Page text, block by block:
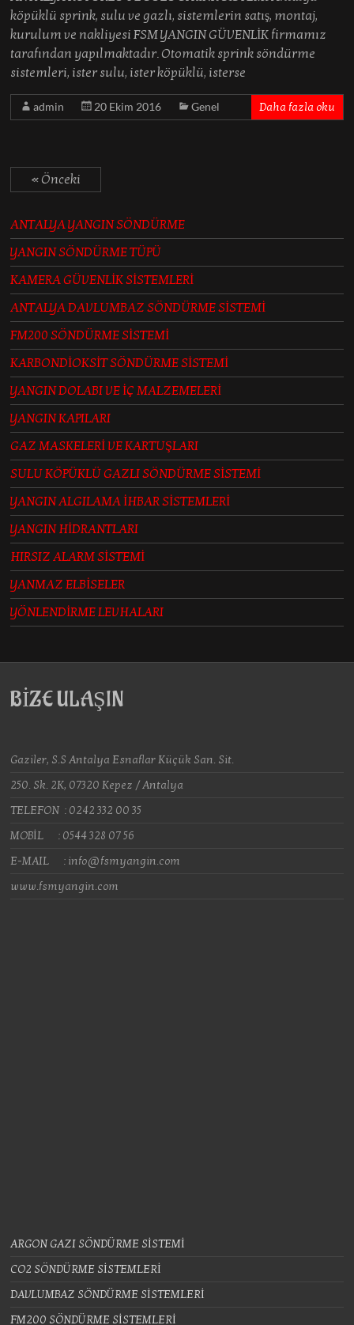
köpüklü sprink, sulu ve gazlı, sistemlerin satış, montaj,
kurulum ve nakliyesi FSM YANGIN GÜVENLİK firmamız
tarafından yapılmaktadır. Otomatik sprink söndürme
sistemleri, ister sulu, ister köpüklü, isterse
admin 20 Ekim 2016 Genel Daha fazla oku
« Önceki
ANTALYA YANGIN SÖNDÜRME
YANGIN SÖNDÜRME TÜPÜ
KAMERA GÜVENLİK SİSTEMLERİ
ANTALYA DAVLUMBAZ SÖNDÜRME SİSTEMİ
FM200 SÖNDÜRME SİSTEMİ
KARBONDİOKSİT SÖNDÜRME SİSTEMİ
YANGIN DOLABI VE İÇ MALZEMELERİ
YANGIN KAPILARI
GAZ MASKELERİ VE KARTUŞLARI
SULU KÖPÜKLÜ GAZLI SÖNDÜRME SİSTEMİ
YANGIN ALGILAMA İHBAR SİSTEMLERİ
YANGIN HİDRANTLARI
HIRSIZ ALARM SİSTEMİ
YANMAZ ELBİSELER
YÖNLENDİRME LEVHALARI
BİZE ULAŞIN
Gaziler, S.S Antalya Esnaflar Küçük San. Sit.
250. Sk. 2K, 07320 Kepez / Antalya
TELEFON : 0242 332 00 35
MOBİL : 0544 328 07 56
E-MAIL : info@fsmyangin.com
www.fsmyangin.com
ARGON GAZI SÖNDÜRME SİSTEMİ
CO2 SÖNDÜRME SİSTEMLERİ
DAVLUMBAZ SÖNDÜRME SİSTEMLERİ
FM200 SÖNDÜRME SİSTEMLERİ